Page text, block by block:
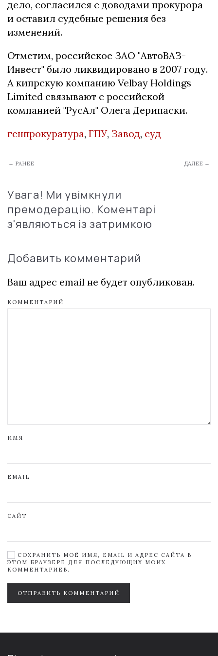
дело, согласился с доводами прокурора
и оставил судебные решения без
изменений.
Отметим, российское ЗАО "АвтоВАЗ-
Инвест" было ликвидировано в 2007 году.
А кипрскую компанию Velbay Holdings
Limited связывают с российской
компанией "РусАл" Олега Дерипаски.
генпрокуратура, ГПУ, Завод, суд
← РАНЕЕ ДАЛЕЕ →
Увага! Ми увімкнули
премодерацію. Коментарі
з'являються із затримкою
Добавить комментарий
Ваш адрес email не будет опубликован.
КОММЕНТАРИЙ
ИМЯ
EMAIL
САЙТ
СОХРАНИТЬ МОЁ ИМЯ, EMAIL И АДРЕС САЙТА В
ЭТОМ БРАУЗЕРЕ ДЛЯ ПОСЛЕДУЮЩИХ МОИХ
КОММЕНТАРИЕВ.
ОТПРАВИТЬ КОММЕНТАРИЙ